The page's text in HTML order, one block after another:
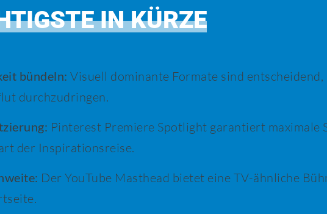
IN KÜRZE
bündeln: Visuell dominante Formate sind entscheidend,
durchzudringen.
Pinterest Premiere Spotlight garantiert maximale
der Inspirationsreise.
Der YouTube Masthead bietet eine TV-ähnliche